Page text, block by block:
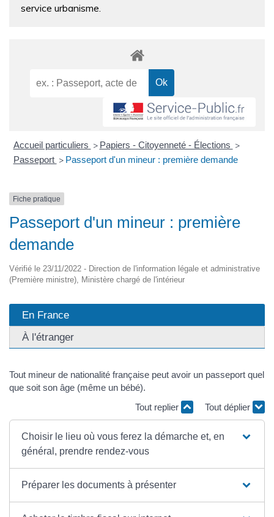
service urbanisme.
Accueil particuliers > Papiers - Citoyenneté - Élections >
Passeport > Passeport d'un mineur : première demande
Fiche pratique
Passeport d'un mineur : première
demande
Vérifié le 23/11/2022 - Direction de l'information légale et administrative
(Première ministre), Ministère chargé de l'intérieur
En France
À l'étranger
Tout mineur de nationalité française peut avoir un passeport quel
que soit son âge (même un bébé).
Tout replier
Tout déplier
Choisir le lieu où vous ferez la démarche et, en
général, prendre rendez-vous
Préparer les documents à présenter